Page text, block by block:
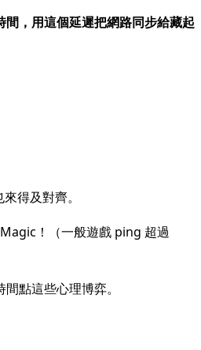
，用這個延遲把網路同步給藏起
得及對齊。
！（一般遊戲 ping 超過
點這些心理博弈。